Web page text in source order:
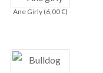
Ane Girly (6,00€)